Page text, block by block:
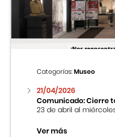
Centro Cultural
Museo de la
Fondo Editorial
Teatro Peruano
Categorías:Museo
21/04/2026
Comunicado: Cierre
23 de abril al
Ver más